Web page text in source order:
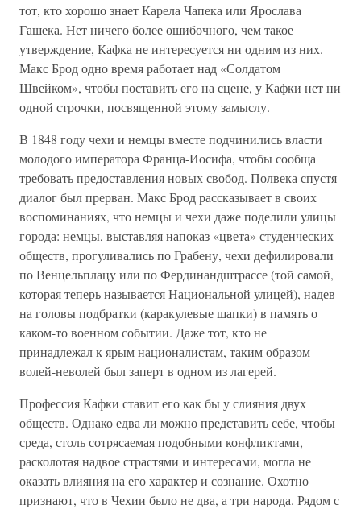
тот, кто хорошо знает Карела Чапека или Ярослава
Гашека. Нет ничего более ошибочного, чем такое
утверждение, Кафка не интересуется ни одним из них.
Макс Брод одно время работает над «Солдатом
Швейком», чтобы поставить его на сцене, у Кафки нет ни
одной строчки, посвященной этому замыслу.
В 1848 году чехи и немцы вместе подчинились власти
молодого императора Франца-Иосифа, чтобы сообща
требовать предоставления новых свобод. Полвека спустя
диалог был прерван. Макс Брод рассказывает в своих
воспоминаниях, что немцы и чехи даже поделили улицы
города: немцы, выставляя напоказ «цвета» студенческих
обществ, прогуливались по Грабену, чехи дефилировали
по Венцельплацу или по Фердинандштрассе (той самой,
которая теперь называется Национальной улицей), надев
на головы подбратки (каракулевые шапки) в память о
каком-то военном событии. Даже тот, кто не
принадлежал к ярым националистам, таким образом
волей-неволей был заперт в одном из лагерей.
Профессия Кафки ставит его как бы у слияния двух
обществ. Однако едва ли можно представить себе, чтобы
среда, столь сотрясаемая подобными конфликтами,
расколотая надвое страстями и интересами, могла не
оказать влияния на его характер и сознание. Охотно
признают, что в Чехии было не два, а три народа. Рядом с